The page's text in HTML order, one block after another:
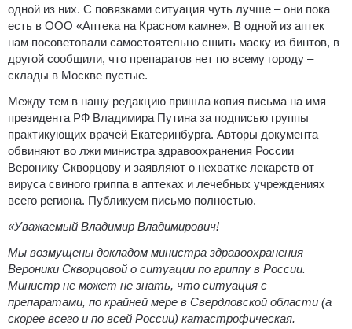
одной из них. С повязками ситуация чуть лучше – они пока
есть в ООО «Аптека на Красном камне». В одной из аптек
нам посоветовали самостоятельно сшить маску из бинтов, в
другой сообщили, что препаратов нет по всему городу –
склады в Москве пустые.
Между тем в нашу редакцию пришла копия письма на имя
президента РФ Владимира Путина за подписью группы
практикующих врачей Екатеринбурга. Авторы документа
обвиняют во лжи министра здравоохранения России
Веронику Скворцову и заявляют о нехватке лекарств от
вируса свиного гриппа в аптеках и лечебных учреждениях
всего региона. Публикуем письмо полностью.
«Уважаемый Владимир Владимирович!
Мы возмущены докладом министра здравоохранения
Вероники Скворцовой о ситуации по гриппу в России.
Министр не может не знать, что ситуация с
препаратами, по крайней мере в Свердловской области (а
скорее всего и по всей России) катастрофическая.